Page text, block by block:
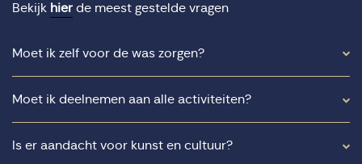
Bekijk hier de meest gestelde vragen
Moet ik zelf voor de was zorgen?
Moet ik deelnemen aan alle activiteiten?
Is er aandacht voor kunst en cultuur?